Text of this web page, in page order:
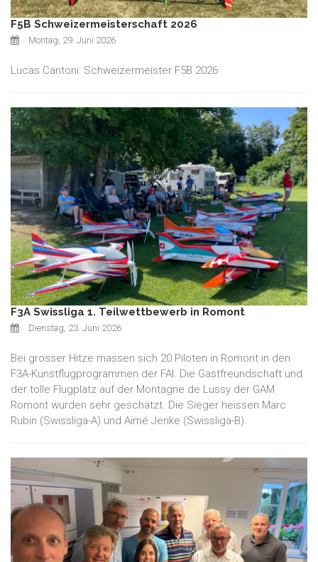
F5B Schweizermeisterschaft 2026
Montag, 29. Juni 2026
Lucas Cantoni: Schweizermeister F5B 2026
F3A Swissliga 1. Teilwettbewerb in Romont
Dienstag, 23. Juni 2026
Bei grosser Hitze massen sich 20 Piloten in Romont in den
F3A-Kunstflugprogrammen der FAI. Die Gastfreundschaft und
der tolle Flugplatz auf der Montagne de Lussy der GAM
Romont wurden sehr geschätzt. Die Sieger heissen Marc
Rubin (Swissliga-A) und Aimé Jerike (Swissliga-B).